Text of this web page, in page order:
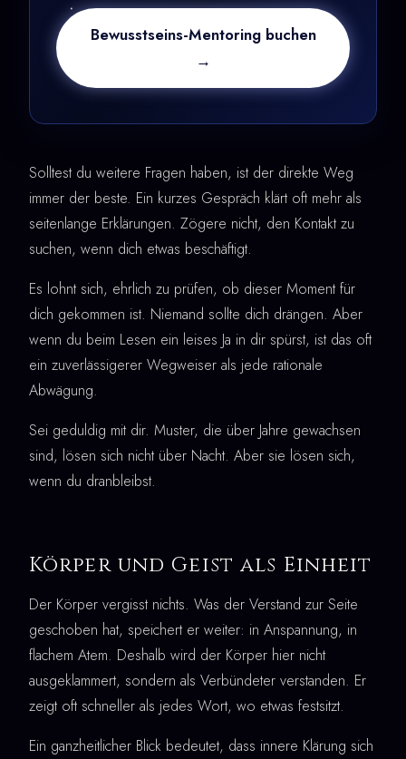
Bewusstseins-Mentoring buchen
→
Solltest du weitere Fragen haben, ist der direkte Weg
immer der beste. Ein kurzes Gespräch klärt oft mehr als
seitenlange Erklärungen. Zögere nicht, den Kontakt zu
suchen, wenn dich etwas beschäftigt.
Es lohnt sich, ehrlich zu prüfen, ob dieser Moment für
dich gekommen ist. Niemand sollte dich drängen. Aber
wenn du beim Lesen ein leises Ja in dir spürst, ist das oft
ein zuverlässigerer Wegweiser als jede rationale
Abwägung.
Sei geduldig mit dir. Muster, die über Jahre gewachsen
sind, lösen sich nicht über Nacht. Aber sie lösen sich,
wenn du dranbleibst.
Körper und Geist als Einheit
Der Körper vergisst nichts. Was der Verstand zur Seite
geschoben hat, speichert er weiter: in Anspannung, in
flachem Atem. Deshalb wird der Körper hier nicht
ausgeklammert, sondern als Verbündeter verstanden. Er
zeigt oft schneller als jedes Wort, wo etwas festsitzt.
Ein ganzheitlicher Blick bedeutet, dass innere Klärung sich